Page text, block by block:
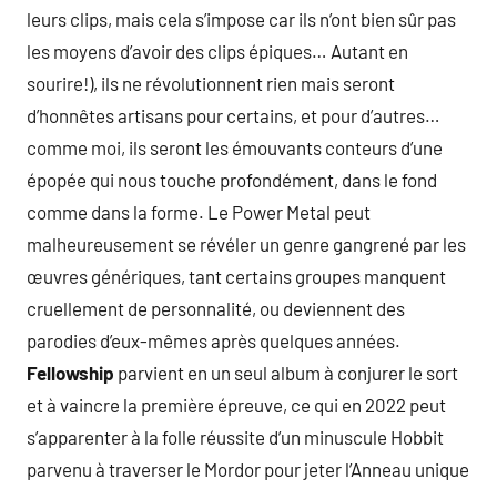
leurs clips, mais cela s’impose car ils n’ont bien sûr pas
les moyens d’avoir des clips épiques… Autant en
sourire!), ils ne révolutionnent rien mais seront
d’honnêtes artisans pour certains, et pour d’autres…
comme moi, ils seront les émouvants conteurs d’une
épopée qui nous touche profondément, dans le fond
comme dans la forme. Le Power Metal peut
malheureusement se révéler un genre gangrené par les
œuvres génériques, tant certains groupes manquent
cruellement de personnalité, ou deviennent des
parodies d’eux-mêmes après quelques années.
Fellowship parvient en un seul album à conjurer le sort
et à vaincre la première épreuve, ce qui en 2022 peut
s’apparenter à la folle réussite d’un minuscule Hobbit
parvenu à traverser le Mordor pour jeter l’Anneau unique